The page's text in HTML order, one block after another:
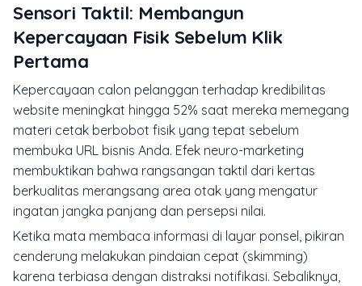
Sensori Taktil: Membangun
Kepercayaan Fisik Sebelum Klik
Pertama
Kepercayaan calon pelanggan terhadap kredibilitas
website meningkat hingga 52% saat mereka memegang
materi cetak berbobot fisik yang tepat sebelum
membuka URL bisnis Anda. Efek neuro-marketing
membuktikan bahwa rangsangan taktil dari kertas
berkualitas merangsang area otak yang mengatur
ingatan jangka panjang dan persepsi nilai.
Ketika mata membaca informasi di layar ponsel, pikiran
cenderung melakukan pindaian cepat (skimming)
karena terbiasa dengan distraksi notifikasi. Sebaliknya,